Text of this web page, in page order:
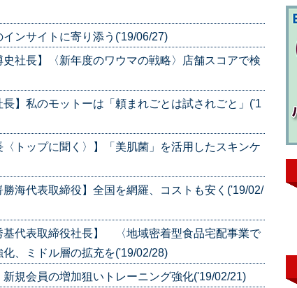
ンサイトに寄り添う('19/06/27)
社長】〈新年度のワウマの戦略〉店舗スコアで検
】私のモットーは「頼まれごとは試されごと」('1
トップに聞く〉】「美肌菌」を活用したスキンケ
海代表取締役】全国を網羅、コストも安く('19/02/
代表取締役社長】 〈地域密着型食品宅配事業で
、ミドル層の拡充を('19/02/28)
規会員の増加狙いトレーニング強化('19/02/21)